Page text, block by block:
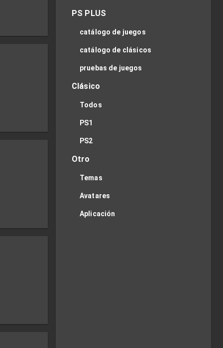
PS PLUS
catálogo de juegos
catálogo de clásicos
pruebas de juegos
Clásico
Todos
PS1
PS2
Otro
Temas
Avatares
Aplicación